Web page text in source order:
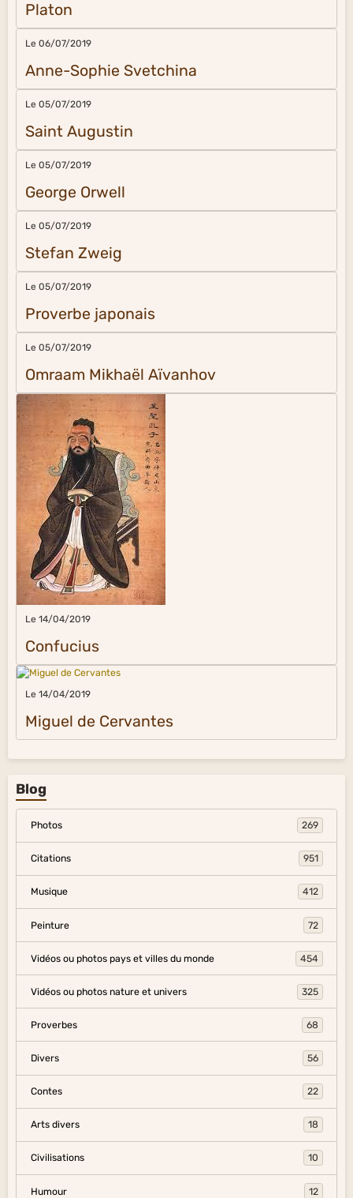
Platon
Le 06/07/2019
Anne-Sophie Svetchina
Le 05/07/2019
Saint Augustin
Le 05/07/2019
George Orwell
Le 05/07/2019
Stefan Zweig
Le 05/07/2019
Proverbe japonais
Le 05/07/2019
Omraam Mikhaël Aïvanhov
Le 14/04/2019
Confucius
Le 14/04/2019
Miguel de Cervantes
Blog
Photos 269
Citations 951
Musique 412
Peinture 72
Vidéos ou photos pays et villes du monde 454
Vidéos ou photos nature et univers 325
Proverbes 68
Divers 56
Contes 22
Arts divers 18
Civilisations 10
Humour 12